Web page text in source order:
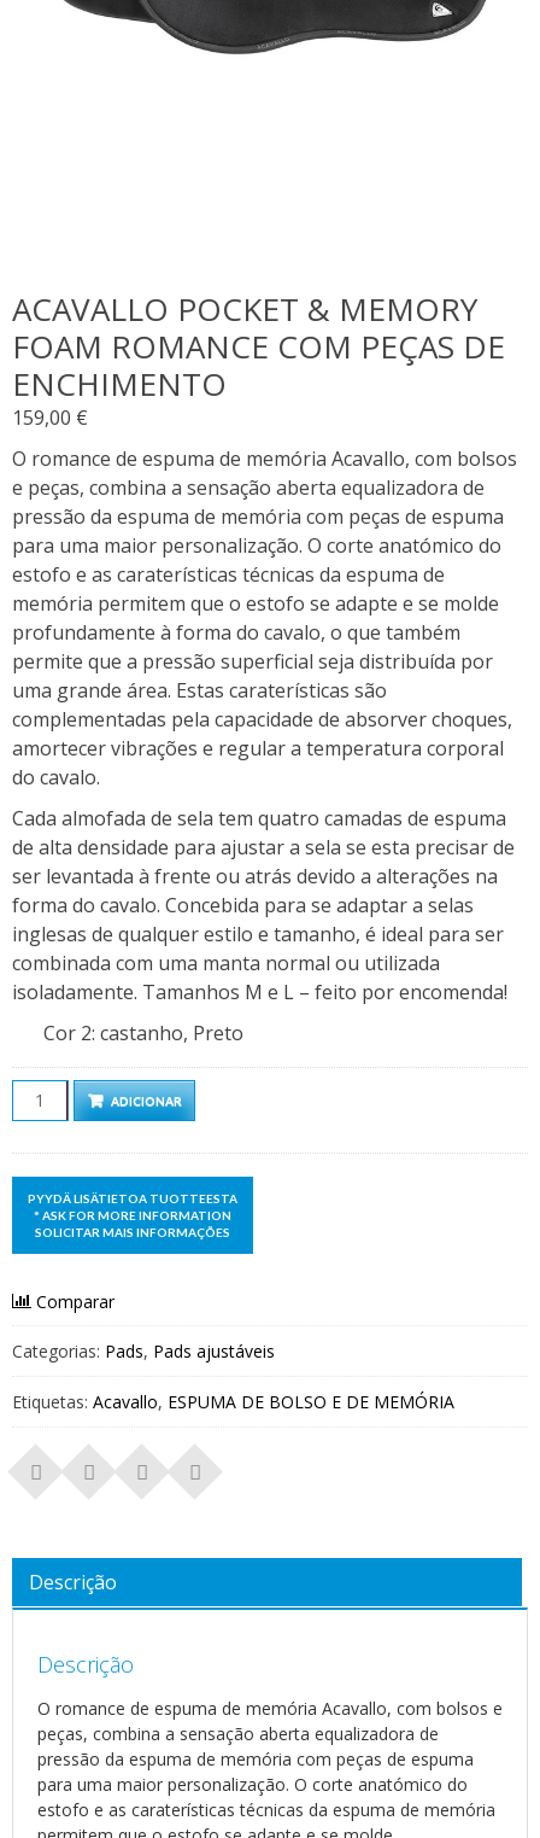
ACAVALLO POCKET & MEMORY
FOAM ROMANCE COM PEÇAS DE
ENCHIMENTO
159,00 €
O romance de espuma de memória Acavallo, com bolsos
e peças, combina a sensação aberta equalizadora de
pressão da espuma de memória com peças de espuma
para uma maior personalização. O corte anatómico do
estofo e as caraterísticas técnicas da espuma de
memória permitem que o estofo se adapte e se molde
profundamente à forma do cavalo, o que também
permite que a pressão superficial seja distribuída por
uma grande área. Estas caraterísticas são
complementadas pela capacidade de absorver choques,
amortecer vibrações e regular a temperatura corporal
do cavalo.
Cada almofada de sela tem quatro camadas de espuma
de alta densidade para ajustar a sela se esta precisar de
ser levantada à frente ou atrás devido a alterações na
forma do cavalo. Concebida para se adaptar a selas
inglesas de qualquer estilo e tamanho, é ideal para ser
combinada com uma manta normal ou utilizada
isoladamente. Tamanhos M e L – feito por encomenda!
Cor 2: castanho, Preto
QuantidadeADICIONAR
Comparar
Categorias: Pads, Pads ajustáveis
Etiquetas: Acavallo, ESPUMA DE BOLSO E DE MEMÓRIA
Descrição
Descrição
O romance de espuma de memória Acavallo, com bolsos e
peças, combina a sensação aberta equalizadora de
pressão da espuma de memória com peças de espuma
para uma maior personalização. O corte anatómico do
estofo e as caraterísticas técnicas da espuma de memória